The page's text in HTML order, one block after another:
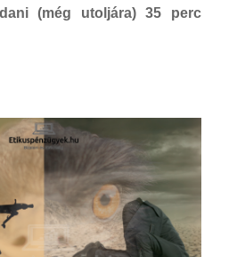
(még utoljára) 35 perc